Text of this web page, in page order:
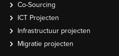
Co-Sourcing
ICT Projecten
Infrastructuur projecten
Migratie projecten